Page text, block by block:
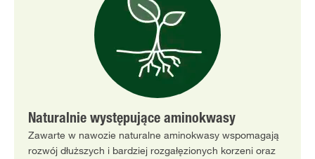
Naturalnie występujące aminokwasy
Zawarte w nawozie naturalne aminokwasy wspomagają
rozwój dłuższych i bardziej rozgałęzionych korzeni oraz